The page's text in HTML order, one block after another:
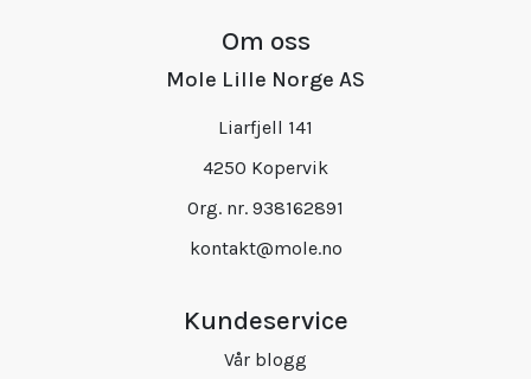
Om oss
Mole Lille Norge AS
Liarfjell 141
4250 Kopervik
Org. nr. 938162891
kontakt@mole.no
Kundeservice
Vår blogg